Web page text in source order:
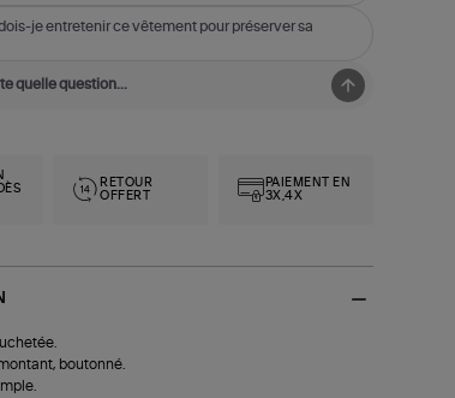
je entretenir ce vêtement pour préserver sa
RETOUR
OFFERT
PAIEMENT EN
3X,4X
boutonné.